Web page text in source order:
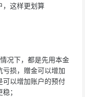
，这样更划算
况下，都是先用本金
损，赠金可以增加
可以增加账户的预付
；